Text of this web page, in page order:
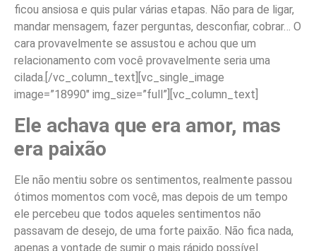
ficou ansiosa e quis pular várias etapas. Não para de ligar,
mandar mensagem, fazer perguntas, desconfiar, cobrar… O
cara provavelmente se assustou e achou que um
relacionamento com você provavelmente seria uma
cilada. [/vc_column_text][vc_single_image
image=”18990″ img_size=”full”][vc_column_text]
Ele achava que era amor, mas
era paixão
Ele não mentiu sobre os sentimentos, realmente passou
ótimos momentos com você, mas depois de um tempo
ele percebeu que todos aqueles sentimentos não
passavam de desejo, de uma forte paixão. Não fica nada,
apenas a vontade de sumir o mais rápido possível.